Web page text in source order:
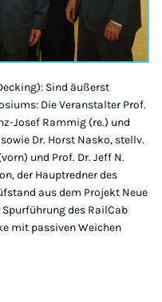
Sind äußerst
Die Veranstalter Prof.
Josef Rammig (re.) und
Dr. Horst Nasko, stellv.
und Prof. Dr. Jeff N.
der Hauptredner des
aus dem Projekt Neue
des RailCab
mit passiven Weichen